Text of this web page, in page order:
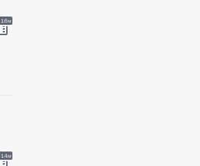
16м
14м